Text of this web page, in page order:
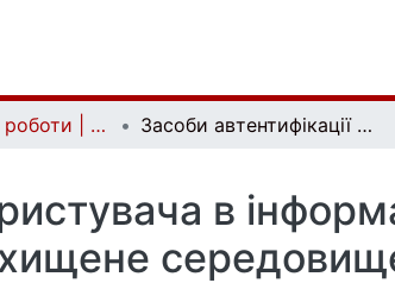
Бакалаврські роботи | Bachelor theses Засоби автентифікації користувача в інформаційній системі через незахищене середовище
в